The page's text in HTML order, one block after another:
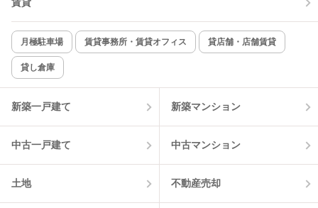
新着のみ インターネット無料
該当件数:
3件
賃貸
月極駐車場 賃貸事務所・賃貸オフィス 貸店舗・店舗賃貸
貸し倉庫
新築一戸建て 新築マンション
中古一戸建て 中古マンション
土地 不動産売却